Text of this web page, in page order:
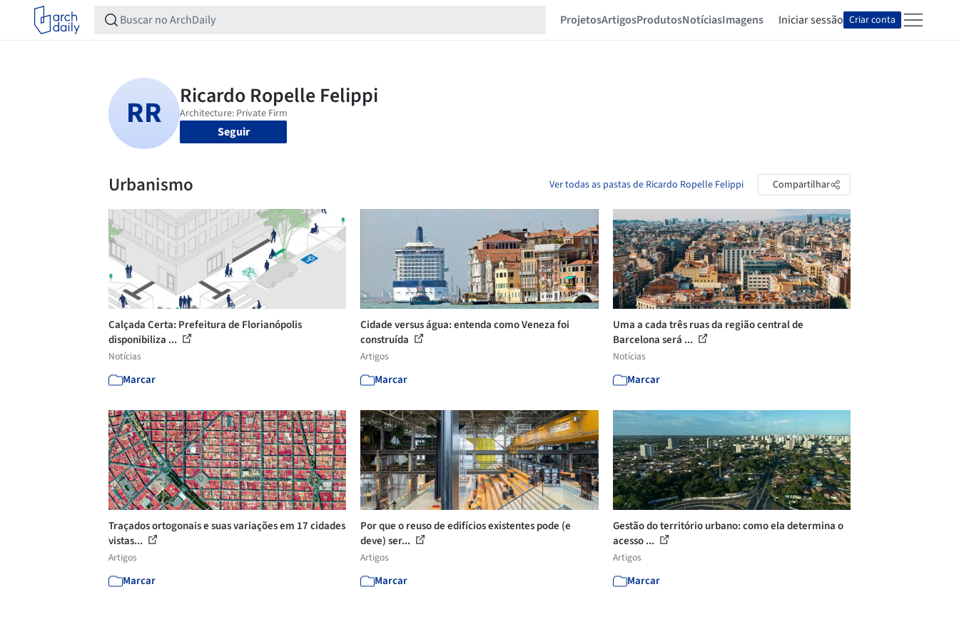
ProjetosArtigosProdutosNotíciasImagens Iniciar sessão Criar conta
Seguir
Urbanismo Ver todas as pastas de Ricardo Ropelle Felippi Compartilhar
Calçada Certa: Prefeitura de Florianópolis
disponibiliza ...
Notícias
Marcar
Cidade versus água: entenda como Veneza foi
construída
Artigos
Marcar
Uma a cada três ruas da região central de
Barcelona será ...
Notícias
Marcar
Traçados ortogonais e suas variações em 17 cidades
vistas...
Artigos
Marcar
Por que o reuso de edifícios existentes pode (e
deve) ser...
Artigos
Marcar
Gestão do território urbano: como ela determina o
acesso ...
Artigos
Marcar